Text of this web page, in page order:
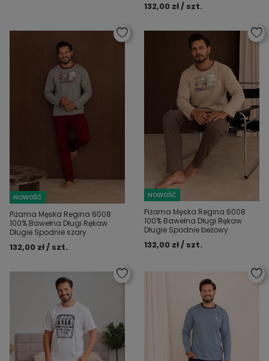
132,00 zł / szt.
NOWOŚĆ
Piżama Męska Regina 6008
100% Bawełna Długi Rękaw
Długie Spodnie szary
132,00 zł / szt.
NOWOŚĆ
Piżama Męska Regina 6008
100% Bawełna Długi Rękaw
Długie Spodnie beżowy
132,00 zł / szt.